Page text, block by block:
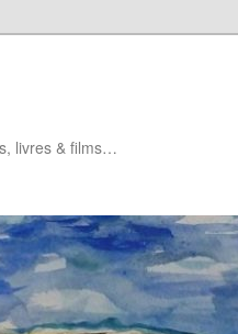
livres & films…